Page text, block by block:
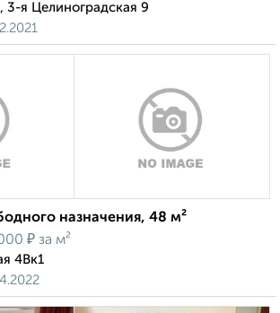
я Целиноградская 9
назначения, 48 м²
₽ за м²
4Вк1